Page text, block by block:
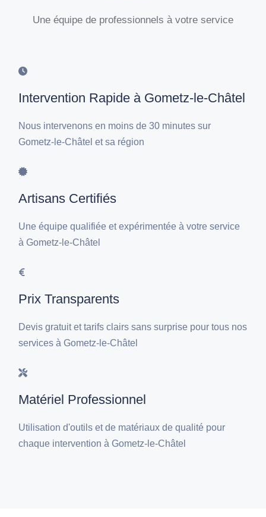
Une équipe de professionnels à votre service
Intervention Rapide à Gometz-le-Châtel
Nous intervenons en moins de 30 minutes sur
Gometz-le-Châtel et sa région
Artisans Certifiés
Une équipe qualifiée et expérimentée à votre service
à Gometz-le-Châtel
Prix Transparents
Devis gratuit et tarifs clairs sans surprise pour tous nos
services à Gometz-le-Châtel
Matériel Professionnel
Utilisation d'outils et de matériaux de qualité pour
chaque intervention à Gometz-le-Châtel